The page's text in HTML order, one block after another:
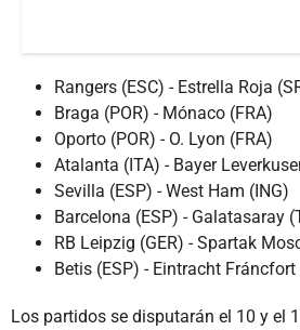
Rangers (ESC) - Estrella Roja
Braga (POR) - Mónaco (FRA)
Oporto (POR) - O. Lyon (FRA)
Atalanta (ITA) - Bayer
Sevilla (ESP) - West Ham (ING)
Barcelona (ESP) - Galatasaray
RB Leipzig (GER) - Spartak
Betis (ESP) - Eintracht Fráncfort
Los partidos se disputarán el 10 y el